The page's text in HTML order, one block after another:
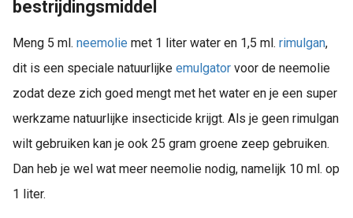
bestrijdingsmiddel
Meng 5 ml. neemolie met 1 liter water en 1,5 ml. rimulgan,
dit is een speciale natuurlijke emulgator voor de neemolie
zodat deze zich goed mengt met het water en je een super
werkzame natuurlijke insecticide krijgt. Als je geen rimulgan
wilt gebruiken kan je ook 25 gram groene zeep gebruiken.
Dan heb je wel wat meer neemolie nodig, namelijk 10 ml. op
1 liter.